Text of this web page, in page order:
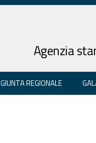
Agenzia
GIUNTA REGIONALE